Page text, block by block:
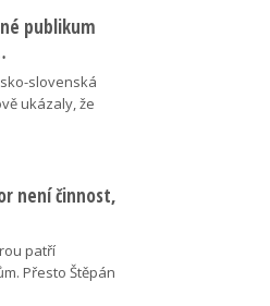
publikum
slovenská
ukázaly, že
není činnost,
patří
Přesto Štěpán